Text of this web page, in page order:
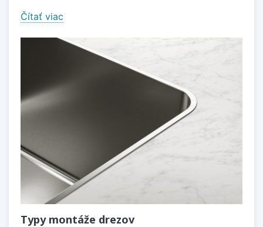
Čítať viac
Typy montáže drezov